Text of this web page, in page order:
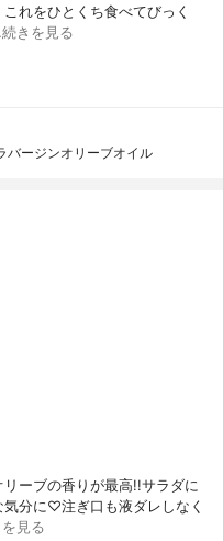
れをひとくち食べてびっく
続きを見る
バージンオリーブオイル
ーブの香りが最高!!サラダに
分に♡注ぎ口も液ダレしなく
見る